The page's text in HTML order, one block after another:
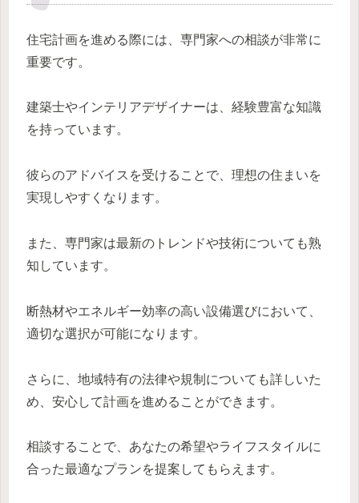
住宅計画を進める際には、専門家への相談が非常に
重要です。
建築士やインテリアデザイナーは、経験豊富な知識
を持っています。
彼らのアドバイスを受けることで、理想の住まいを
実現しやすくなります。
また、専門家は最新のトレンドや技術についても熟
知しています。
断熱材やエネルギー効率の高い設備選びにおいて、
適切な選択が可能になります。
さらに、地域特有の法律や規制についても詳しいた
め、安心して計画を進めることができます。
相談することで、あなたの希望やライフスタイルに
合った最適なプランを提案してもらえます。